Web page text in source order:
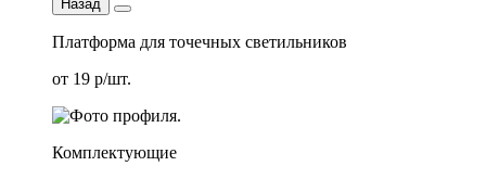
Назад
Платформа для точечных светильников
от 19 р/шт.
Комплектующие